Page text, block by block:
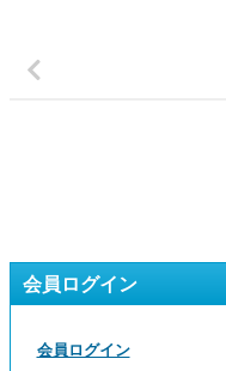
会員ログイン
会員ログイン